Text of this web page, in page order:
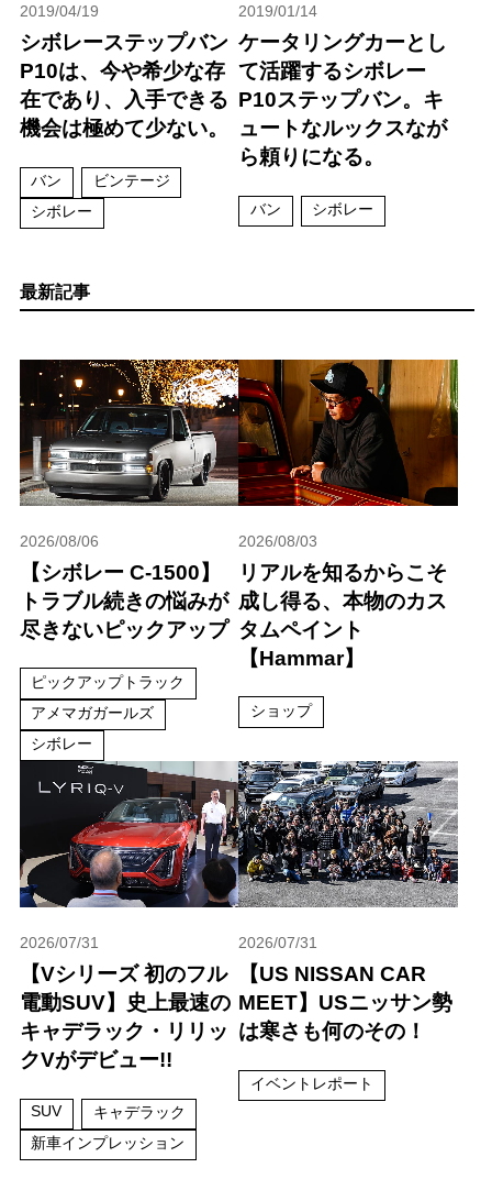
2019/04/19
シボレーステップバン
P10は、今や希少な存
在であり、入手できる
機会は極めて少ない。
バン
ビンテージ
シボレー
2019/01/14
ケータリングカーとし
て活躍するシボレー
P10ステップバン。キ
ュートなルックスなが
ら頼りになる。
バン シボレー
最新記事
2026/08/06
【シボレー C-1500】
トラブル続きの悩みが
尽きないピックアップ
ピックアップトラック
アメマガガールズ
シボレー
2026/08/03
リアルを知るからこそ
成し得る、本物のカス
タムペイント
【Hammar】
ショップ
2026/07/31
【Vシリーズ 初のフル
電動SUV】史上最速の
キャデラック・リリッ
クVがデビュー!!
SUV
キャデラック
新車インプレッション
2026/07/31
【US NISSAN CAR
MEET】USニッサン勢
は寒さも何のその！
イベントレポート